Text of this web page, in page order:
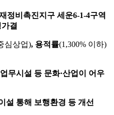
정비촉진지구 세운6-1-4구역
결
심상업), 용적률(1,300% 이하)
업무시설 등 문화·산업이 어우
설 통해 보행환경 등 개선